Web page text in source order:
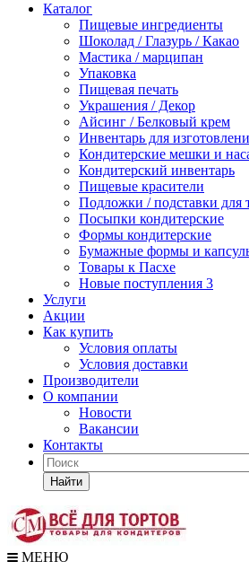
Каталог
Пищевые ингредиенты
Шоколад / Глазурь / Какао
Мастика / марципан
Упаковка
Пищевая печать
Украшения / Декор
Айсинг / Белковый крем
Инвентарь для
Кондитерские мешки и
Кондитерский инвентарь
Пищевые красители
Подложки / подставки для
Посыпки кондитерские
Формы кондитерские
Бумажные формы и
Товары к Пасхе
Новые поступления 3
Услуги
Акции
Как купить
Условия оплаты
Условия доставки
Производители
О компании
Новости
Вакансии
Контакты
Найти
МЕНЮ